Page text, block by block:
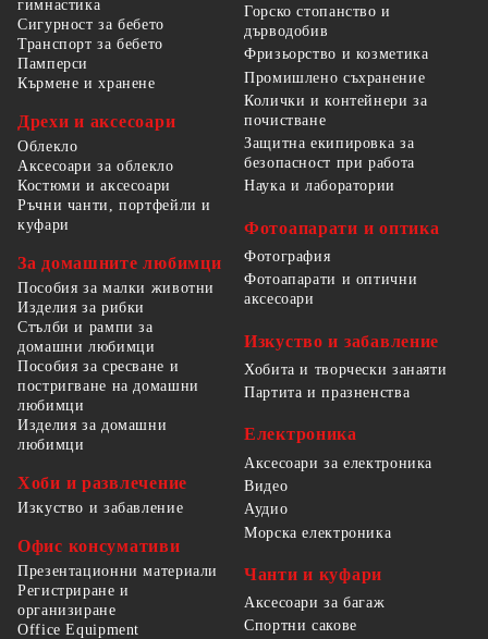
гимнастика
Сигурност за бебето
Транспорт за бебето
Памперси
Кърмене и хранене
Дрехи и аксесоари
Облекло
Аксесоари за облекло
Костюми и аксесоари
Ръчни чанти, портфейли и
куфари
За домашните любимци
Пособия за малки животни
Изделия за рибки
Стълби и рампи за
домашни любимци
Пособия за сресване и
постригване на домашни
любимци
Изделия за домашни
любимци
Хоби и развлечение
Изкуство и забавление
Офис консумативи
Презентационни материали
Регистриране и
организиране
Office Equipment
Горско стопанство и
дърводобив
Фризьорство и козметика
Промишлено съхранение
Колички и контейнери за
почистване
Защитна екипировка за
безопасност при работа
Наука и лаборатории
Фотоапарати и оптика
Фотография
Фотоапарати и оптични
аксесоари
Изкуство и забавление
Хобита и творчески занаяти
Партита и празненства
Електроника
Аксесоари за електроника
Видео
Аудио
Морска електроника
Чанти и куфари
Аксесоари за багаж
Спортни сакове